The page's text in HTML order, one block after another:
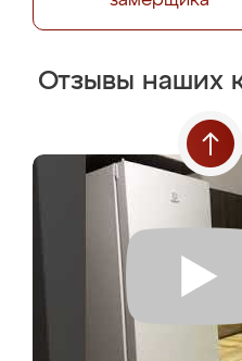
Отзывы наших